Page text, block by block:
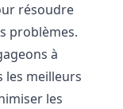
résoudre
problèmes.
à
les meilleurs
les